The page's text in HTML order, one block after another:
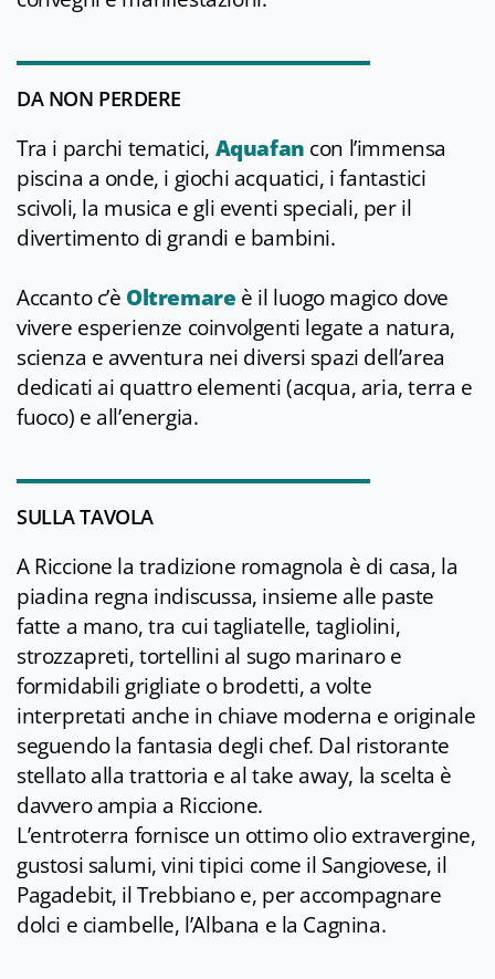
DA NON PERDERE
Tra i parchi tematici, Aquafan con l’immensa
piscina a onde, i giochi acquatici, i fantastici
scivoli, la musica e gli eventi speciali, per il
divertimento di grandi e bambini.
Accanto c’è Oltremare è il luogo magico dove
vivere esperienze coinvolgenti legate a natura,
scienza e avventura nei diversi spazi dell’area
dedicati ai quattro elementi (acqua, aria, terra e
fuoco) e all’energia.
SULLA TAVOLA
A Riccione la tradizione romagnola è di casa, la
piadina regna indiscussa, insieme alle paste
fatte a mano, tra cui tagliatelle, tagliolini,
strozzapreti, tortellini al sugo marinaro e
formidabili grigliate o brodetti, a volte
interpretati anche in chiave moderna e originale
seguendo la fantasia degli chef. Dal ristorante
stellato alla trattoria e al take away, la scelta è
davvero ampia a Riccione.
L’entroterra fornisce un ottimo olio extravergine,
gustosi salumi, vini tipici come il Sangiovese, il
Pagadebit, il Trebbiano e, per accompagnare
dolci e ciambelle, l’Albana e la Cagnina.